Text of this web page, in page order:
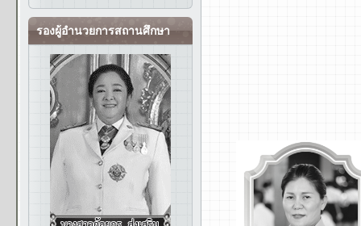
รองผู้อำนวยการสถานศึกษา